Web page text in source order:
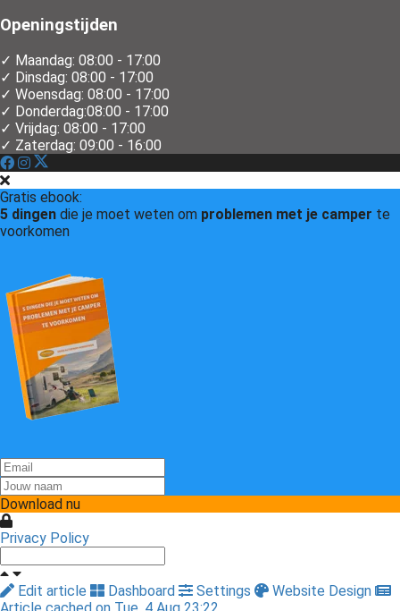
Openingstijden
✓ Maandag: 08:00 - 17:00
✓ Dinsdag: 08:00 - 17:00
✓ Woensdag: 08:00 - 17:00
✓ Donderdag:08:00 - 17:00
✓ Vrijdag: 08:00 - 17:00
✓ Zaterdag: 09:00 - 16:00
Gratis ebook:
5 dingen die je moet weten om problemen met je camper te
voorkomen
Download nu
Privacy Policy
Edit article Dashboard Settings
Website Design
Article cached on Tue. 4 Aug 23:22